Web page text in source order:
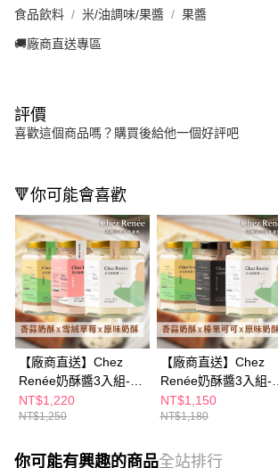
食品飲料 米/油調味/果醬 果醬
🚚廠商直送專區
評價
喜歡這個商品嗎？購買後給他一個好評吧
🔻你可能會喜歡
【廠商直送】Chez
Renée奶酥醬3入組-原
味+香蒜+草莓
NT$1,220
NT$1,250
【廠商直送】Chez
Renée奶酥醬3入組-原
味+香蒜+榛果
NT$1,150
NT$1,180
你可能有興趣的商品全站排行